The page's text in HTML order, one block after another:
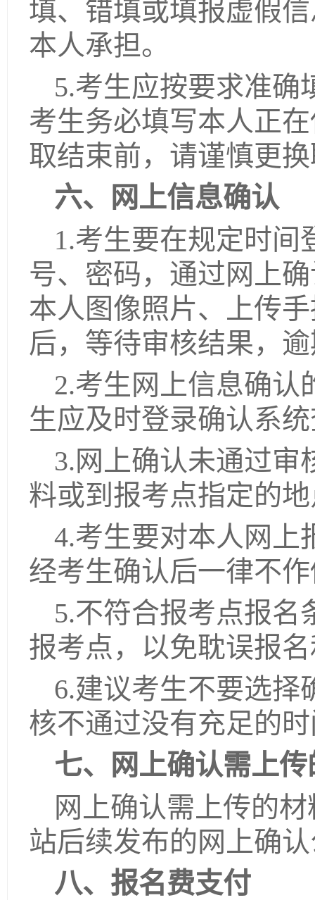
填、错填或填报虚假
本人承担。
5.考生应按要求准确
考生务必填写本人正
取结束前，请谨慎更
六、网上信息确认
1.考生要在规定时间
号、密码，通过网上
本人图像照片、上传
后，等待审核结果，
2.考生网上信息确认
生应及时登录确认系
3.网上确认未通过审
料或到报考点指定的
4.考生要对本人网上
经考生确认后一律不
5.不符合报考点报名
报考点，以免耽误报
6.建议考生不要选择
核不通过没有充足的
七、网上确认需上
网上确认需上传的
站后续发布的网上确
八、报名费支付